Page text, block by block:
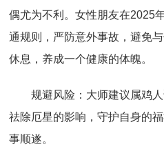
偶尤为不利。女性朋友在2025
通规则，严防意外事故，避免
休息，养成一个健康的体魄。
规避风险：大师建议属鸡人
祛除厄星的影响，守护自身的
事顺遂。